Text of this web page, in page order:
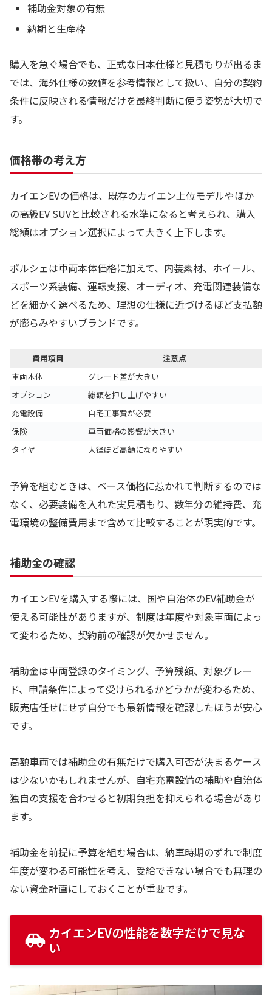
補助金対象の有無
納期と生産枠
購入を急ぐ場合でも、正式な日本仕様と見積もりが出るま
では、海外仕様の数値を参考情報として扱い、自分の契約
条件に反映される情報だけを最終判断に使う姿勢が大切で
す。
価格帯の考え方
カイエンEVの価格は、既存のカイエン上位モデルやほか
の高級EV SUVと比較される水準になると考えられ、購入
総額はオプション選択によって大きく上下します。
ポルシェは車両本体価格に加えて、内装素材、ホイール、
スポーツ系装備、運転支援、オーディオ、充電関連装備な
どを細かく選べるため、理想の仕様に近づけるほど支払額
が膨らみやすいブランドです。
費用項目
注意点
車両本体
グレード差が大きい
オプション
総額を押し上げやすい
充電設備
自宅工事費が必要
保険
車両価格の影響が大きい
タイヤ
大径ほど高額になりやすい
予算を組むときは、ベース価格に惹かれて判断するのでは
なく、必要装備を入れた実見積もり、数年分の維持費、充
電環境の整備費用まで含めて比較することが現実的です。
補助金の確認
カイエンEVを購入する際には、国や自治体のEV補助金が
使える可能性がありますが、制度は年度や対象車両によっ
て変わるため、契約前の確認が欠かせません。
補助金は車両登録のタイミング、予算残額、対象グレー
ド、申請条件によって受けられるかどうかが変わるため、
販売店任せにせず自分でも最新情報を確認したほうが安心
です。
高額車両では補助金の有無だけで購入可否が決まるケース
は少ないかもしれませんが、自宅充電設備の補助や自治体
独自の支援を合わせると初期負担を抑えられる場合があり
ます。
補助金を前提に予算を組む場合は、納車時期のずれで制度
年度が変わる可能性を考え、受給できない場合でも無理の
ない資金計画にしておくことが重要です。
カイエンEVの性能を数字だけで見な
い